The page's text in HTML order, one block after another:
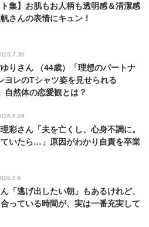
ト集】お肌もお人柄も透明感＆清潔感
さんの表情にキュン！
りさん （44歳）「理想のパートナ
ヨレのTシャツ姿を見せられる
自然体の恋愛観とは？
彩さん「夫を亡くし、心身不調に。
いたら…」原因がわかり自責を卒業
「逃げ出したい朝」もあるけれど、
っている時間が、実は一番充実して